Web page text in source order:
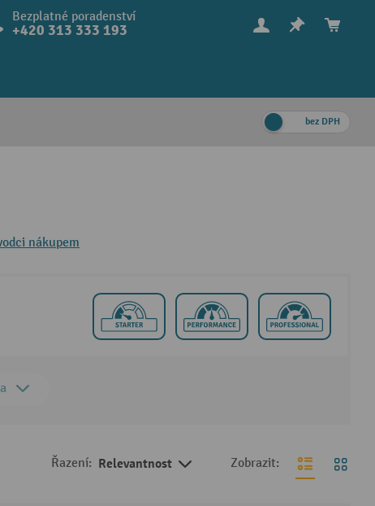
Bezplatné poradenství
+420 313 333 193
bez DPH
nákupem
Řazení: Relevantnost Zobrazit: